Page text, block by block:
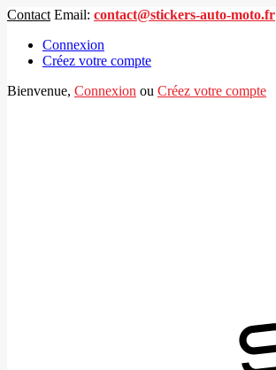
Contact Email: contact@stickers-auto-moto.fr
Connexion
Créez votre compte
Bienvenue, Connexion ou Créez votre compte